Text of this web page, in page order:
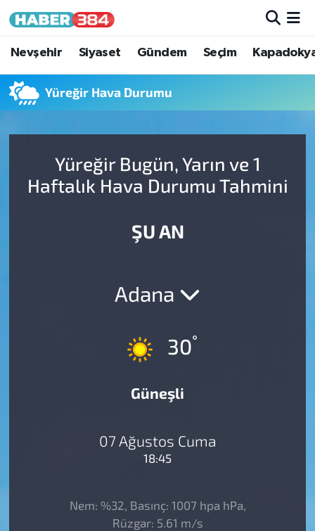
Nevşehir Siyaset Gündem Seçim
Yüreğir Hava Durumu
Yüreğir Bugün, Yarın ve 1
Haftalık Hava Durumu Tahmini
ŞU AN
Adana
30°
Güneşli
07 Ağustos Cuma
18:45
Nem: %32, Basınç: 1007 hpa hPa,
Rüzgar: 5.61 m/s
Nöbetçi Eczaneler
Hava Durumu
Süper Lig Puan Durumu ve Fikstür
Tüm Manşetler
Son Dakika Haberleri